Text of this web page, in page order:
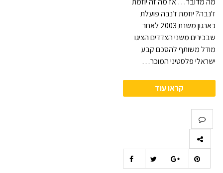
ז'נבה? יוזמת ז׳נבה פועלת
כארגון משנת 2003 לאחר
שבכירים משני הצדדים הציגו
מודל משותף להסכם קבע
ישראלי פלסטיני המוכר…
קראו עוד